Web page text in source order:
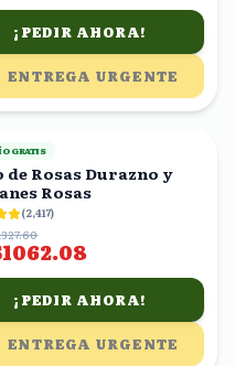
¡PEDIR AHORA!
ENTREGA URGENTE
GRATIS
de Rosas Durazno y
Rosas
(2,417)
¡PEDIR AHORA!
ENTREGA URGENTE